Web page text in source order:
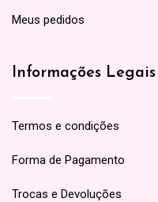
Meus pedidos
Informações Legais
Termos e condições
Forma de Pagamento
Trocas e Devoluções